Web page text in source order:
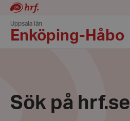
Uppsala län
Enköping-Håbo
Sök på hrf.se